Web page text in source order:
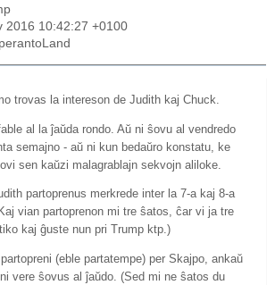
2016 10:42:27 +0100
trovas la intereson de Judith kaj Chuck.
al la ĵaŭda rondo. Aŭ ni ŝovu al vendredo
semajno - aŭ ni kun bedaŭro konstatu, ke
sen kaŭzi malagrablajn sekvojn aliloke.
partoprenus merkrede inter la 7-a kaj 8-a
vian partoprenon mi tre ŝatos, ĉar vi ja tre
kaj ĝuste nun pri Trump ktp.)
(eble partatempe) per Skajpo, ankaŭ
vere ŝovus al ĵaŭdo. (Sed mi ne ŝatos du